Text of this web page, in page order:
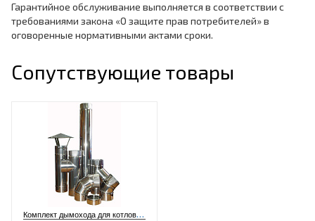
Гарантийное обслуживание выполняется в соответствии с
требованиями закона «О защите прав потребителей» в
оговоренные нормативными актами сроки.
Сопутствующие товары
К
омплект дымохода для котлов L12-42, K12-32, XL12-32, LF12-42 LC12-32 (нерж./нерж.)